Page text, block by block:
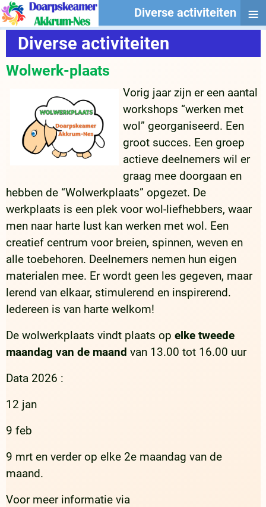
Diverse activiteiten
Wolwerk-plaats
Vorig jaar zijn er een aantal
workshops “werken met
wol” georganiseerd. Een
groot succes. Een groep
actieve deelnemers wil er
graag mee doorgaan en
hebben de “Wolwerkplaats” opgezet. De
werkplaats is een plek voor wol-liefhebbers, waar
men naar harte lust kan werken met wol. Een
creatief centrum voor breien, spinnen, weven en
alle toebehoren. Deelnemers nemen hun eigen
materialen mee. Er wordt geen les gegeven, maar
lerend van elkaar, stimulerend en inspirerend.
Iedereen is van harte welkom!
De wolwerkplaats vindt plaats op elke tweede
maandag van de maand van 13.00 tot 16.00 uur
Data 2026 :
12 jan
9 feb
9 mrt en verder op elke 2e maandag van de
maand.
Voor meer informatie via
Diverse activiteiten ≡